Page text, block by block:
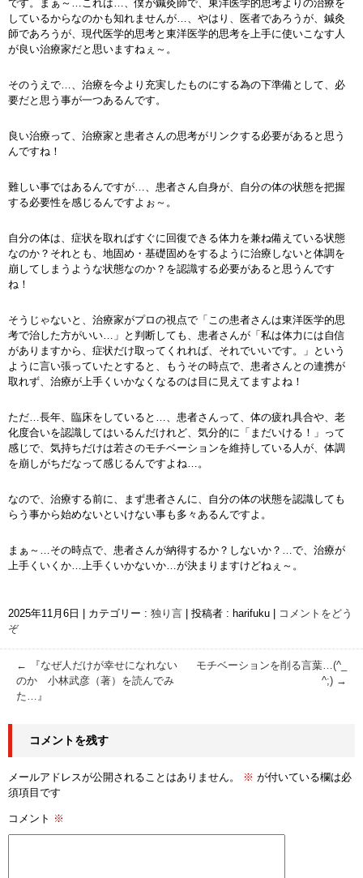
です。まぁ～…これは…、僕が鍼灸師で、東洋医学的思考よりの治療を
しているからなのかも知れませんが…、やはり、医者であろうが、鍼灸
師であろうが、現代医学的思考と東洋医学的思考を上手に使いこなす人
が良い治療家だと思いますねぇ～。
そのうえで…、治療を今より充実したものにする為の下準備として、必
要だと思う事が一つあるんです。
良い治療って、治療家と患者さんの思考がリンクする必要があると思う
んですね！
難しい事ではあるんですが…、患者さん自身が、自分の体の状態を把握
する必要性を感じるんですよぉ～。
自分の体は、症状を取ればすぐに回復できる体力を兼ね備えている状態
なのか？それとも、地固め・基礎固めをするように治療しないと体調を
崩してしまうような状態なのか？を認識する必要があると思うんです
ね！
そうじゃないと、治療家がプロの視点で「この患者さんは東洋医学的思
考で治した方がいい…」と判断しても、患者さんが「私は体力には自信
がありますから、症状だけ取ってくれれば、それでいいです。」という
ように言い張っていたとすると、もうその時点で、患者さんとの連携が
取れず、治療が上手くいかなくなるのは目に見えてますよね！
ただ…長年、臨床をしていると…、患者さんって、体の疲れ具合や、老
化度合いを認識してはいるんだけれど、気分的に「まだいける！」って
感じで、気持ちだけは若さのモチベーションを維持している人が、体調
を崩しがちだなって感じるんですよね…。
なので、治療する前に、まず患者さんに、自分の体の状態を認識しても
らう事から始めないといけない事も多々あるんですよ。
まぁ～…その時点で、患者さんが納得するか？しないか？…で、治療が
上手くいくか…上手くいかないか…が決まりますけどねぇ～。
2025年11月6日 カテゴリー : 独り言 投稿者 : harifuku
コメントをどう
ぞ
←
『なぜ人だけが幸せになれない
のか 小林武彦（著）を読んでみ
た…』
モチベーションを削る言葉…(^_
^;) →
コメントを残す
メールアドレスが公開されることはありません。 ※ が付いている欄は必
須項目です
コメント ※